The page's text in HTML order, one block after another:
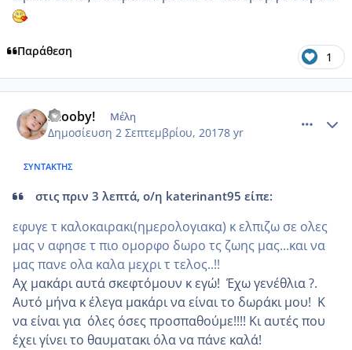
Παράθεση 1
Scooby! Μέλη
Δημοσίευση 2 Σεπτεμβρίου, 20178 yr
ΣΥΝΤΆΚΤΗΣ
στις πριν 3 λεπτά, ο/η katerinant95 είπε:
εφυγε τ καλοκαιρακι(ημερολογιακα) κ ελπιζω σε ολες
μας ν αφησε τ πιο ομορφο δωρο τς ζωης μας...και να
μας πανε ολα καλα μεχρι τ τελος..!!
Αχ μακάρι αυτά σκεφτόμουν κ εγώ! Έχω γενέθλια ?.
Αυτό μήνα κ έλεγα μακάρι να είναι το δωράκι μου! Κ
να είναι για όλες όσες προσπαθούμε!!!! Κι αυτές που
έχει γίνει το θαυματακι όλα να πάνε καλά!